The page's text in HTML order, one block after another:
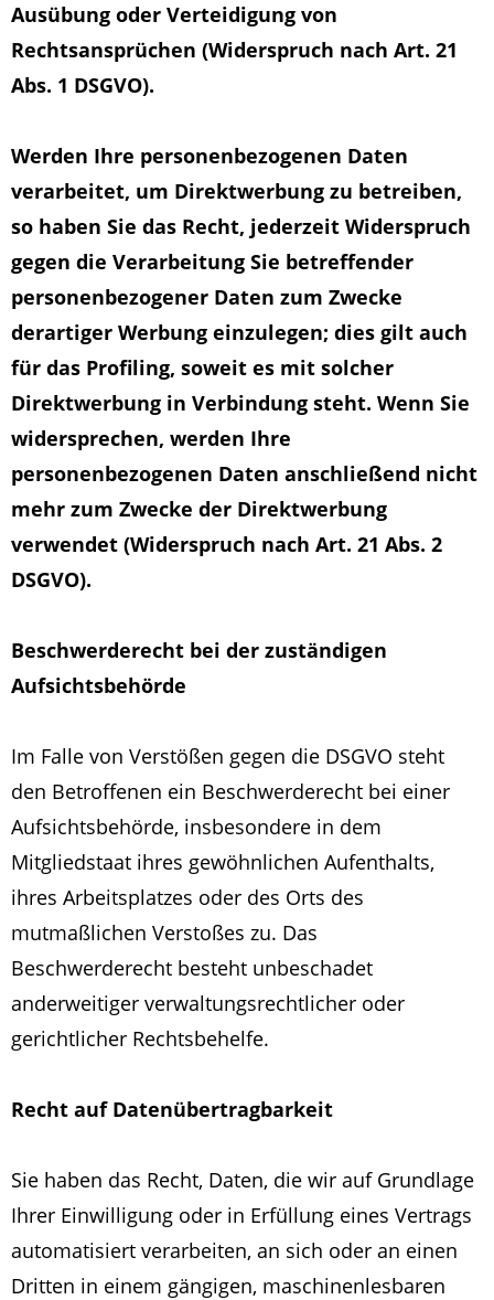
Ausübung oder Verteidigung von
Rechtsansprüchen (Widerspruch nach Art. 21
Abs. 1 DSGVO).
Werden Ihre personenbezogenen Daten
verarbeitet, um Direktwerbung zu betreiben,
so haben Sie das Recht, jederzeit Widerspruch
gegen die Verarbeitung Sie betreffender
personenbezogener Daten zum Zwecke
derartiger Werbung einzulegen; dies gilt auch
für das Profiling, soweit es mit solcher
Direktwerbung in Verbindung steht. Wenn Sie
widersprechen, werden Ihre
personenbezogenen Daten anschließend nicht
mehr zum Zwecke der Direktwerbung
verwendet (Widerspruch nach Art. 21 Abs. 2
DSGVO).
Beschwerderecht bei der zuständigen
Aufsichtsbehörde
Im Falle von Verstößen gegen die DSGVO steht
den Betroffenen ein Beschwerderecht bei einer
Aufsichtsbehörde, insbesondere in dem
Mitgliedstaat ihres gewöhnlichen Aufenthalts,
ihres Arbeitsplatzes oder des Orts des
mutmaßlichen Verstoßes zu. Das
Beschwerderecht besteht unbeschadet
anderweitiger verwaltungsrechtlicher oder
gerichtlicher Rechtsbehelfe.
Recht auf Datenübertragbarkeit
Sie haben das Recht, Daten, die wir auf Grundlage
Ihrer Einwilligung oder in Erfüllung eines Vertrags
automatisiert verarbeiten, an sich oder an einen
Dritten in einem gängigen, maschinenlesbaren